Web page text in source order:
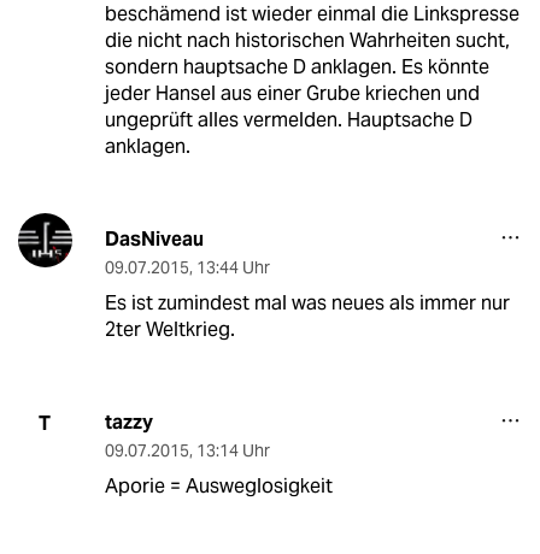
beschämend ist wieder einmal die Linkspresse
die nicht nach historischen Wahrheiten sucht,
sondern hauptsache D anklagen. Es könnte
jeder Hansel aus einer Grube kriechen und
ungeprüft alles vermelden. Hauptsache D
anklagen.
DasNiveau
09.07.2015, 13:44 Uhr
Es ist zumindest mal was neues als immer nur
2ter Weltkrieg.
T tazzy
09.07.2015, 13:14 Uhr
Aporie = Ausweglosigkeit